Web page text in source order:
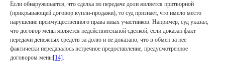
Если обнаруживается, что сделка по передаче доли является притворной
(прикрывающей договор купли-продажи), то суд признает, что имело место
нарушение преимущественного права иных участников. Например, суд указал,
что договор мены является недействительной сделкой, если доказан факт
передачи денежных средств за долю и не доказано, что в обмен за нее
фактически передавалось встречное предоставление, предусмотренное
договором мены[14].